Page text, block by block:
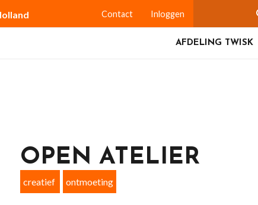
Contact Inloggen
AFDELING TWISK
OPEN ATELIER
creatief ontmoeting